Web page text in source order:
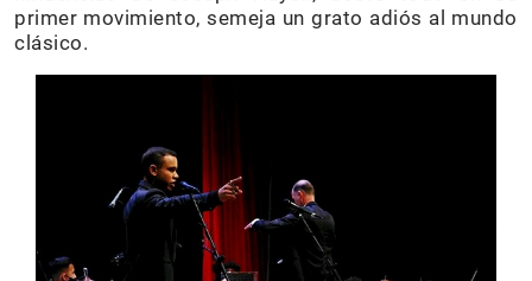
primer movimiento, semeja un grato adiós al mundo
clásico.